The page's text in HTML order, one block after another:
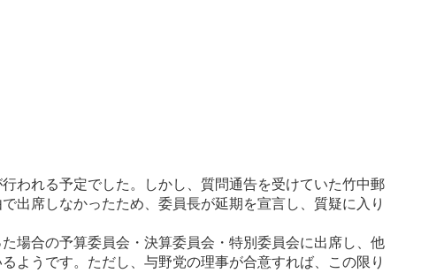
われる予定でした。しかし、質問通告を受けていた竹中郵
出席しなかったため、委員長が延期を宣言し、質疑に入り
場合の予算委員会・決算委員会・特別委員会に出席し、他
ようです。ただし、与野党の理事が合意すれば、
この限り